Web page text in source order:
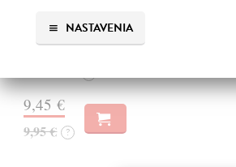
NASTAVENIA
Druhé pokračovanie napínavého
Samotársky farmár Cobb sa chce len starať o
Na sklade
9,45 €
9,95 € ?